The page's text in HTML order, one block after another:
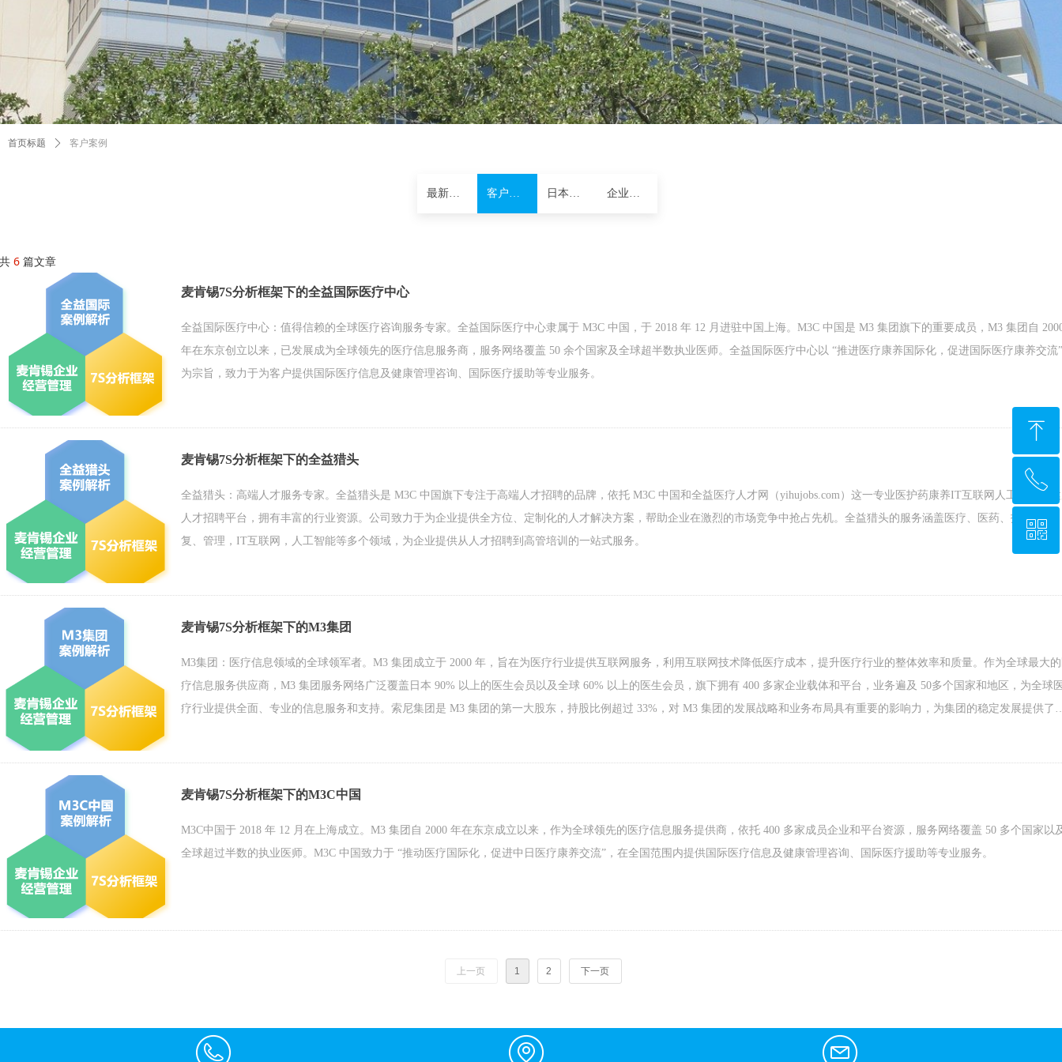
首页标题 ꄲ 客户案例
共 6 篇文章
麦肯锡7S分析框架下的全益国际医疗中心
全益国际医疗中心：值得信赖的全球医疗咨询服务专家。全益国际医疗中心隶属于 M3C 中国，于 2018 年 12 月进驻中国上海。M3C 中国是 M3 集团旗下的重要成员，M3 集团自
年在东京创立以来，已发展成为全球领先的医疗信息服务商，服务网络覆盖 50 余个国家及全球超半数执业医师。全益国际医疗中心以 “推进医疗康养国际化，促进国际医疗康养交流”
为宗旨，致力于为客户提供国际医疗信息及健康管理咨询、国际医疗援助等专业服务。
麦肯锡7S分析框架下的全益猎头
全益猎头：高端人才服务专家。全益猎头是 M3C 中国旗下专注于高端人才招聘的品牌，依托 M3C 中国和全益医疗人才网（yihujobs.com）这一专业医护药康养IT互联网人工智能大
人才招聘平台，拥有丰富的行业资源。公司致力于为企业提供全方位、定制化的人才解决方案，帮助企业在激烈的市场竞争中抢占先机。全益猎头的服务涵盖医疗、医药、护理、康
复、管理，IT互联网，人工智能等多个领域，为企业提供从人才招聘到高管培训的一站式服务。
麦肯锡7S分析框架下的M3集团
M3集团：医疗信息领域的全球领军者。M3 集团成立于 2000 年，旨在为医疗行业提供互联网服务，利用互联网技术降低医疗成本，提升医疗行业的整体效率和质量。作为全球最大
疗信息服务供应商，M3 集团服务网络广泛覆盖日本 90% 以上的医生会员以及全球 60% 以上的医生会员，旗下拥有 400 多家企业载体和平台，业务遍及 50多个国家和地区，为全球
疗行业提供全面、专业的信息服务和支持。索尼集团是 M3 集团的第一大股东，持股比例超过 33%，对 M3 集团的发展战略和业务布局具有重要的影响力，为集团的稳定发展提供了
麦肯锡7S分析框架下的M3C中国
M3C中国于 2018 年 12 月在上海成立。M3 集团自 2000 年在东京成立以来，作为全球领先的医疗信息服务提供商，依托 400 多家成员企业和平台资源，服务网络覆盖 50 多个国家以
全球超过半数的执业医师。M3C 中国致力于 “推动医疗国际化，促进中日医疗康养交流”，在全国范围内提供国际医疗信息及健康管理咨询、国际医疗援助等专业服务。
上一页 1 2 下一页
最新资讯 客户案例 日本资讯 企业研究
ꁸ
回到顶部
ꂅ
+86-21-6278-2268
ꀥ